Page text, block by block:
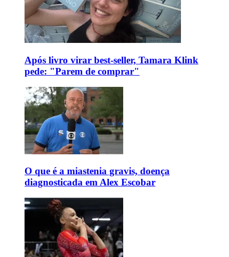
Após livro virar best-seller, Tamara Klink
pede: "Parem de comprar"
O que é a miastenia gravis, doença
diagnosticada em Alex Escobar